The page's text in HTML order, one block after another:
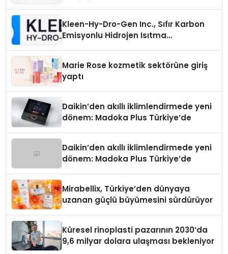
Kleen-Hy-Dro-Gen Inc., Sıfır Karbon
Emisyonlu Hidrojen Isıtma
Marie Rose kozmetik sektörüne giriş
yaptı
Daikin’den akıllı iklimlendirmede yeni
dönem: Madoka Plus Türkiye’de
Daikin’den akıllı iklimlendirmede yeni
dönem: Madoka Plus Türkiye’de
Mirabellix, Türkiye’den dünyaya
uzanan güçlü büyümesini sürdürüyor
Küresel rinoplasti pazarının 2030’da
9,6 milyar dolara ulaşması bekleniyor